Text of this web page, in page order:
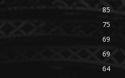
85
75
69
69
64